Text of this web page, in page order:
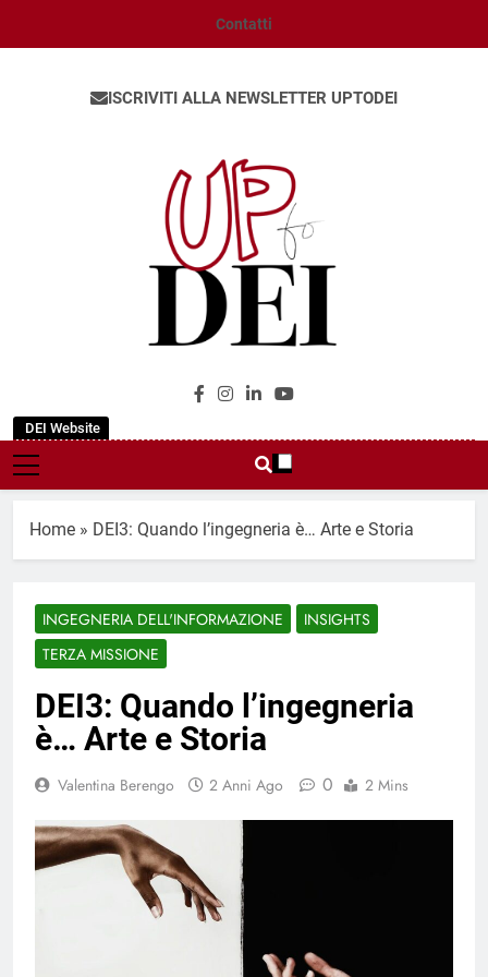
Contatti
ISCRIVITI ALLA NEWSLETTER UPTODEI
DEI Website
UpToDEI
Home » DEI3: Quando l’ingegneria è… Arte e Storia
INGEGNERIA DELL'INFORMAZIONE
INSIGHTS
TERZA MISSIONE
DEI3: Quando l’ingegneria
è… Arte e Storia
Valentina Berengo 2 Anni Ago 0 2 Mins